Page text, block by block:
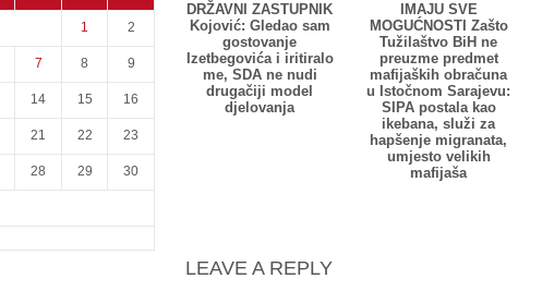
1 2
7 8 9
14 15 16
21 22 23
28 29 30
DRŽAVNI ZASTUPNIK
Kojović: Gledao sam
gostovanje
Izetbegovića i iritiralo
me, SDA ne nudi
drugačiji model
djelovanja
IMAJU SVE
MOGUĆNOSTI Zašto
Tužilaštvo BiH ne
preuzme predmet
mafijaških obračuna
u Istočnom Sarajevu:
SIPA postala kao
ikebana, služi za
hapšenje migranata,
umjesto velikih
mafijaša
LEAVE A REPLY